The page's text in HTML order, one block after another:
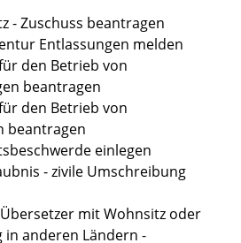
- Zuschuss beantragen
Entlassungen melden
den Betrieb von
beantragen
den Betrieb von
beantragen
einlegen
- zivile Umschreibung
mit Wohnsitz oder
in anderen Ländern -